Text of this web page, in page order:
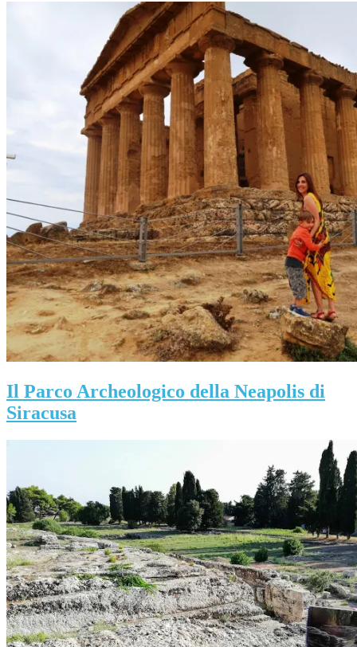
Il Parco Archeologico della Neapolis di
Siracusa